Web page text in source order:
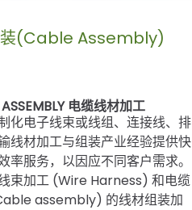
装(Cable Assembly)
电缆线材加工
化电子线束或线组、连接线、排
线材加工与组装产业经验提供快
率服务，以因应不同客户需求。
束加工 (Wire Harness) 和电缆
assembly) 的线材组装加